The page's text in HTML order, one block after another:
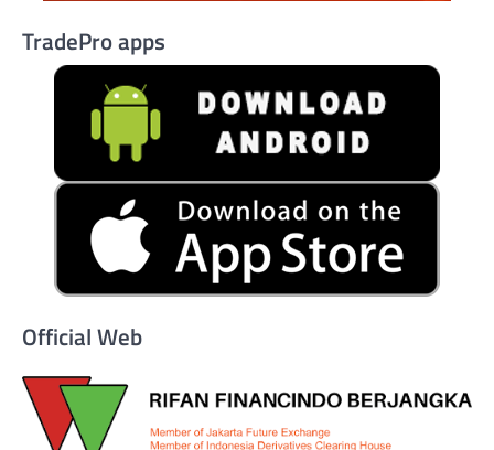
TradePro apps
Official Web